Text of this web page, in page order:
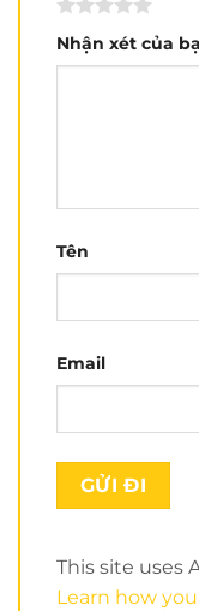
Điểm thu hút đầu
rất đẹp. Đường
Royal M136 ,..
Nhận xét của
Tên
Email
This site uses
Learn how